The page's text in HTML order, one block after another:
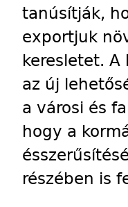
tanúsítják,
exportjuk
keresletet. A
az új
a városi és
hogy a
részében is